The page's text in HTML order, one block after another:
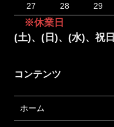
27
28 29
※休業日
(土)、(日)、(水)、祝
コンテンツ
ホーム